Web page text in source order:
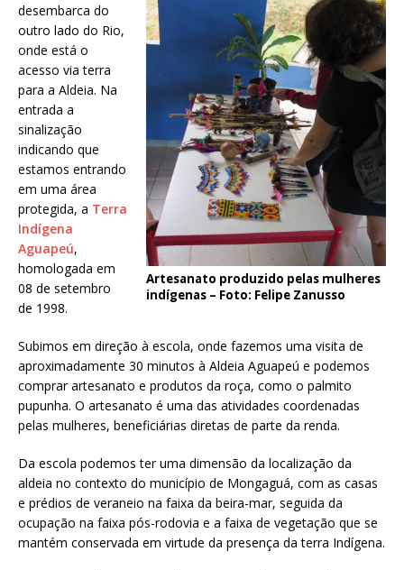
Artesanato produzido pelas mulheres
indígenas – Foto: Felipe Zanusso
desembarca do
outro lado do Rio,
onde está o
acesso via terra
para a Aldeia. Na
entrada a
sinalização
indicando que
estamos entrando
em uma área
protegida, a Terra
Indígena
Aguapeú,
homologada em
08 de setembro
de 1998.
Subimos em direção à escola, onde fazemos uma visita de
aproximadamente 30 minutos à Aldeia Aguapeú e podemos
comprar artesanato e produtos da roça, como o palmito
pupunha. O artesanato é uma das atividades coordenadas
pelas mulheres, beneficiárias diretas de parte da renda.
Da escola podemos ter uma dimensão da localização da
aldeia no contexto do município de Mongaguá, com as casas
e prédios de veraneio na faixa da beira-mar, seguida da
ocupação na faixa pós-rodovia e a faixa de vegetação que se
mantém conservada em virtude da presença da terra Indígena.